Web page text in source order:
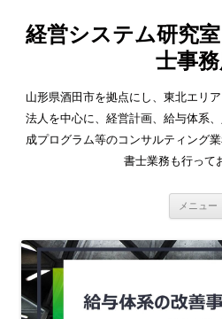
経営システム研究
士事
山形県酒田市を拠点にし、東北エリ
法人を中心に、経営計画、給与体系
成プログラム等のコンサルティング
書士業務も行って
メニュー